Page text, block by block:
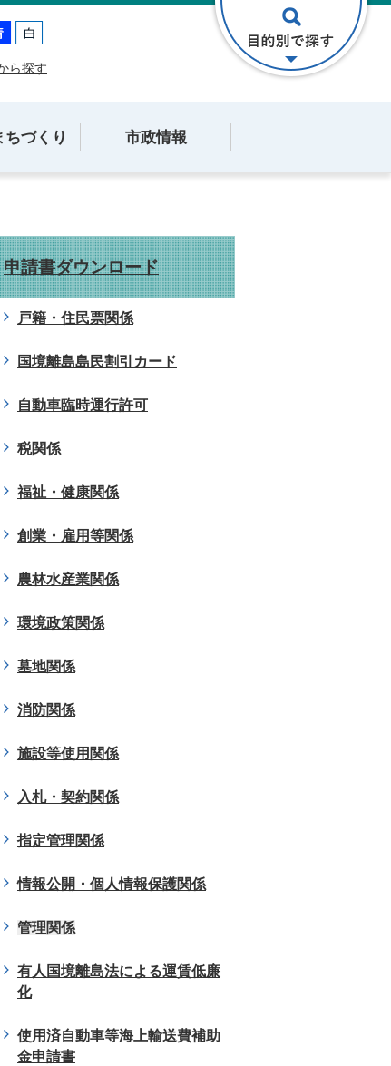
ら探す
ちづくり 市政情報
申請書ダウンロード
戸籍・住民票関係
国境離島島民割引カード
自動車臨時運行許可
税関係
福祉・健康関係
創業・雇用等関係
農林水産業関係
環境政策関係
墓地関係
消防関係
施設等使用関係
入札・契約関係
指定管理関係
情報公開・個人情報保護関係
管理関係
有人国境離島法による運賃低廉
化
使用済自動車等海上輸送費補助
金申請書